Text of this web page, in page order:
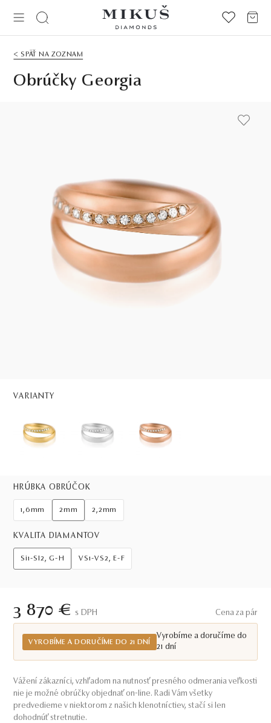
< SPÄŤ NA ZOZNAM
Obrúčky Georgia
VARIANTY
HRÚBKA OBRÚČOK
1,6mm 2mm 2,2mm
KVALITA DIAMANTOV
Si1-SI2, G-H VS1-VS2, E-F
3 870 € S DPH Cena za pár
VYROBÍME A DORUČÍME DO 21 DNÍ
Vyrobíme a doručíme do
21 dní
Vážení zákazníci, vzhľadom na nutnosť presného odmerania veľkosti
nie je možné obrúčky objednať on-line. Radi Vám všetky
predvedieme v niektorom z našich klenotníctiev, stačí si len
dohodnúť stretnutie.